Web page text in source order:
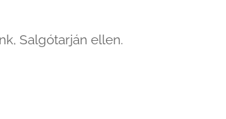
Salgótarján ellen.